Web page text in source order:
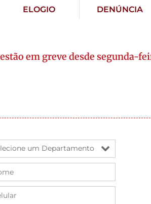
ELOGIO DENÚNCIA
em greve desde segunda-